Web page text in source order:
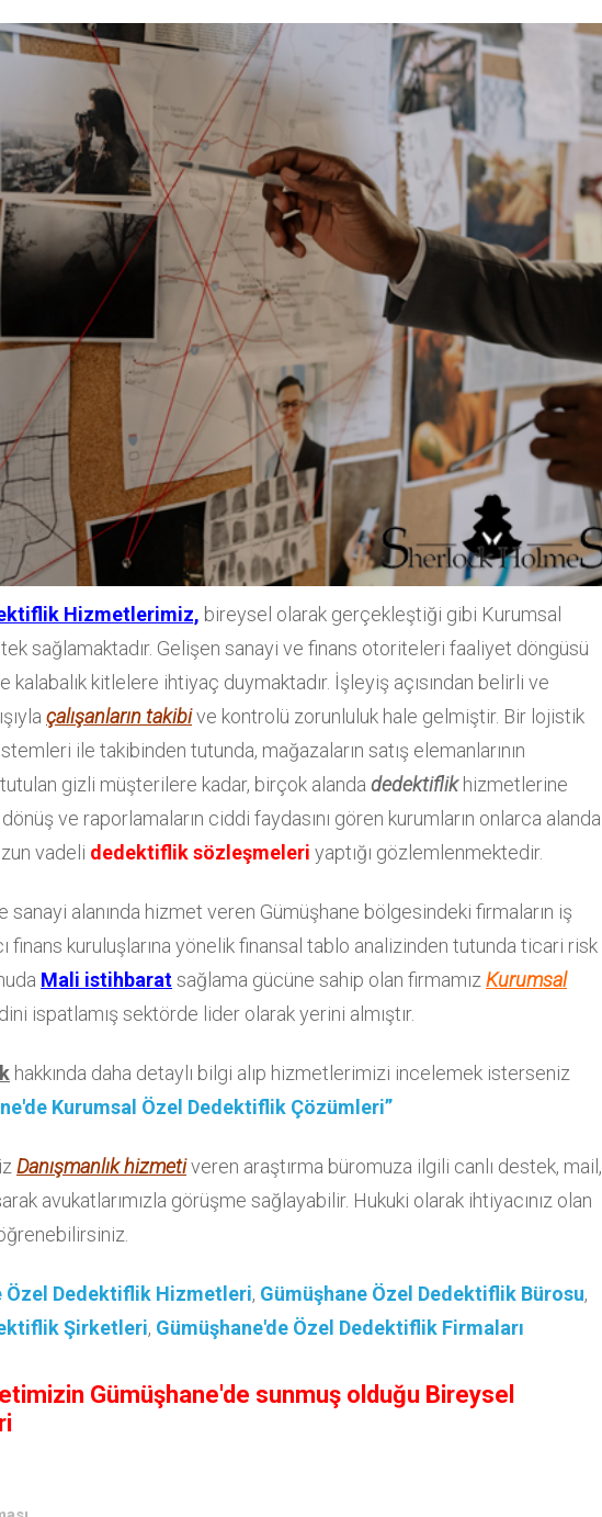
Hizmetlerimiz, bireysel olarak gerçekleştiği gibi Kurumsal
sağlamaktadır. Gelişen sanayi ve finans otoriteleri faaliyet döngüsü
kalabalık kitlelere ihtiyaç duymaktadır. İşleyiş açısından belirli ve
çalışanların takibive kontrolü zorunluluk hale gelmiştir. Bir lojistik
ile takibinden tutunda, mağazaların satış elemanlarının
gizli müşterilere kadar, birçok alanda dedektiflikhizmetlerine
ve raporlamaların ciddi faydasını gören kurumların onlarca alanda
vadeli dedektiflik sözleşmeleri yaptığı gözlemlenmektedir.
alanında hizmet veren Gümüşhane bölgesindeki firmaların iş
finans kuruluşlarına yönelik finansal tablo analizinden tutunda ticari risk
Mali istihbaratsağlama gücüne sahip olan firmamız Kurumsal
ispatlamış sektörde lider olarak yerini almıştır.
hakkında daha detaylı bilgi alıp hizmetlerimizi incelemek isterseniz
Kurumsal Özel Dedektiflik Çözümleri”
Danışmanlık hizmetiveren araştırma büromuza ilgili canlı destek, mail,
avukatlarımızla görüşme sağlayabilir. Hukuki olarak ihtiyacınız olan
Özel Dedektiflik Hizmetleri, Gümüşhane Özel Dedektiflik Bürosu,
Şirketleri, Gümüşhane'de Özel Dedektiflik Firmaları
Gümüşhane'de sunmuş olduğu Bireysel